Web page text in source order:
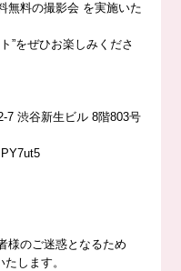
無料の撮影会 を実施いた
”をぜひお楽しみくださ
7 渋谷新生ビル 8階803号
様のご迷惑となるため
します。